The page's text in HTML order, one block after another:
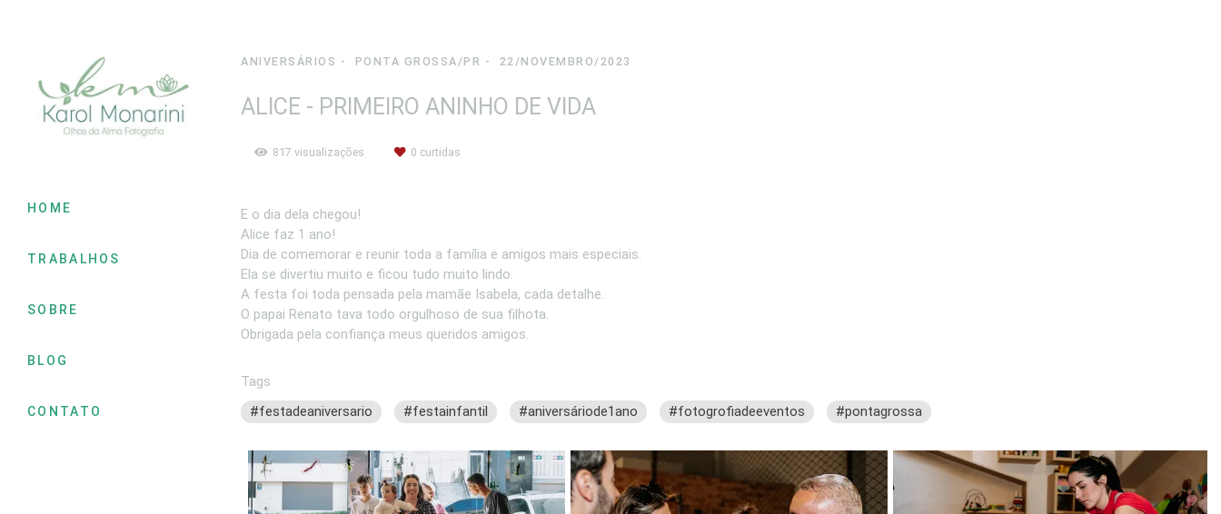
HOME
TRABALHOS
SOBRE
BLOG
CONTATO
ANIVERSÁRIOS PONTA GROSSA/PR 22/NOVEMBRO/2023
ALICE - PRIMEIRO ANINHO DE VIDA
817 visualizações 0 curtidas
E o dia dela chegou!
Alice faz 1 ano!
Dia de comemorar e reunir toda a família e amigos mais especiais.
Ela se divertiu muito e ficou tudo muito lindo.
A festa foi toda pensada pela mamãe Isabela, cada detalhe.
O papai Renato tava todo orgulhoso de sua filhota.
Obrigada pela confiança meus queridos amigos.
Tags
#festadeaniversario
#festainfantil #aniversáriode1ano #fotogrofiadeeventos #pontagrossa